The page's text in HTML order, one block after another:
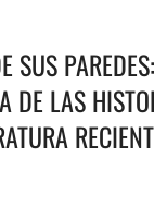
SUS PAREDES:
DE LAS